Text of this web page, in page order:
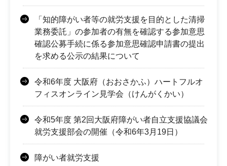
「知的障がい者等の就労支援を目的とした清掃
業務委託」の参加者の有無を確認する参加意思
確認公募手続に係る参加意思確認申請書の提出
を求める公示の結果について
令和6年度 大阪府（おおさかふ）ハートフルオ
フィスオンライン見学会（けんがくかい）
令和5年度 第2回大阪府障がい者自立支援協議会
就労支援部会の開催（令和6年3月19日）
障がい者就労支援